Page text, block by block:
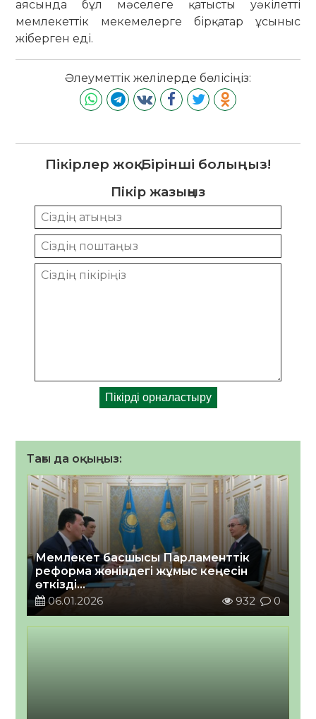
аясында бұл мәселеге қатысты уәкілетті
мемлекеттік мекемелерге бірқатар ұсыныс
жіберген еді.
Әлеуметтік желілерде бөлісіңіз:
Пікірлер жоқ. Бірінші болыңыз!
Пікір жазыңыз
Тағы да оқыңыз:
Мемлекет басшысы Парламенттік
реформа жөніндегі жұмыс кеңесін
өткізді
2026 жылғы 06 қаңтар
06.01.2026 932 0